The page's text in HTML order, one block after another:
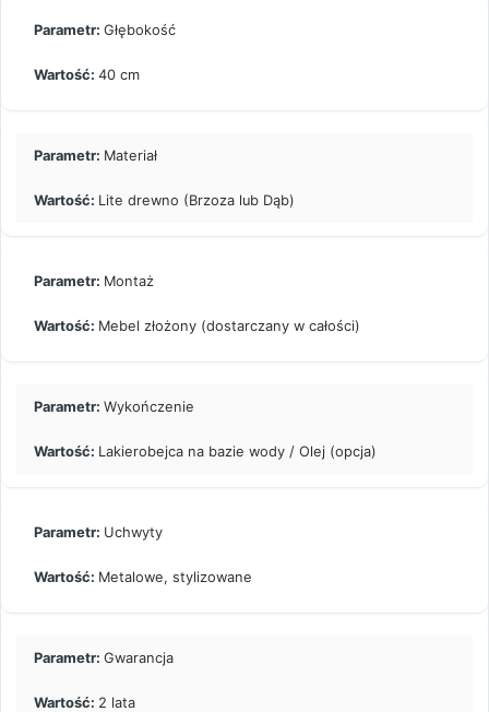
Głębokość
40 cm
Materiał
Lite drewno (Brzoza lub Dąb)
Montaż
Mebel złożony (dostarczany w całości)
Wykończenie
Lakierobejca na bazie wody / Olej (opcja)
Uchwyty
Metalowe, stylizowane
Gwarancja
2 lata